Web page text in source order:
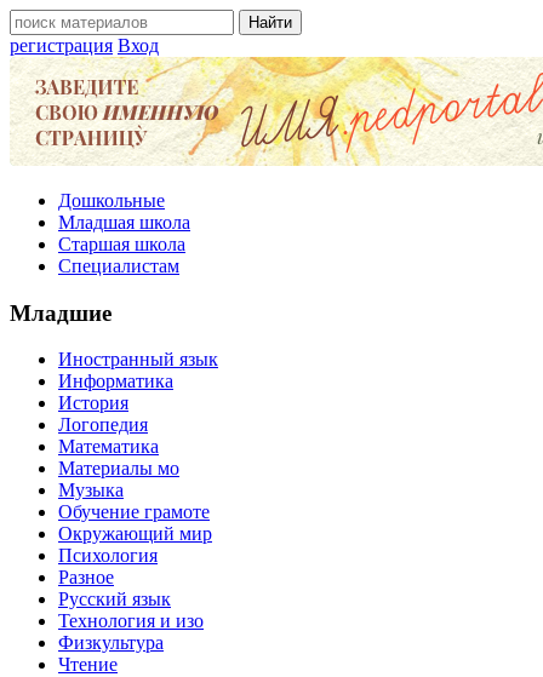
регистрация Вход
Дошкольные
Младшая школа
Старшая школа
Специалистам
Младшие
Иностранный язык
Информатика
История
Логопедия
Математика
Материалы мо
Музыка
Обучение грамоте
Окружающий мир
Психология
Разное
Русский язык
Технология и изо
Физкультура
Чтение